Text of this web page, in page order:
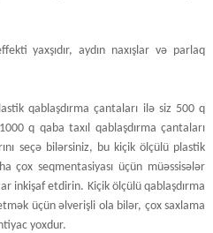
yaxşıdır, aydın naxışlar və parlaq
qablaşdırma çantaları ilə siz 500 q
q qaba taxıl qablaşdırma çantaları
seçə bilərsiniz, bu kiçik ölçülü plastik
çox seqmentasiyası üçün müəssisələr
inkişaf etdirin. Kiçik ölçülü qablaşdırma
üçün əlverişli ola bilər, çox saxlama
yoxdur.